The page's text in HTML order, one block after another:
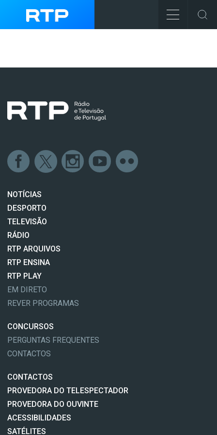
NOTÍCIAS
DESPORTO
TELEVISÃO
RÁDIO
RTP ARQUIVOS
RTP ENSINA
RTP PLAY
EM DIRETO
REVER PROGRAMAS
CONCURSOS
PERGUNTAS FREQUENTES
CONTACTOS
CONTACTOS
PROVEDORA DO TELESPECTADOR
PROVEDORA DO OUVINTE
ACESSIBILIDADES
SATÉLITES